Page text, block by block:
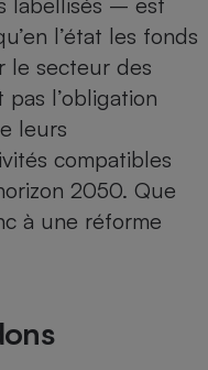
l’état les fonds
le secteur des
l’obligation
leurs
compatibles
2050. Que
à une réforme